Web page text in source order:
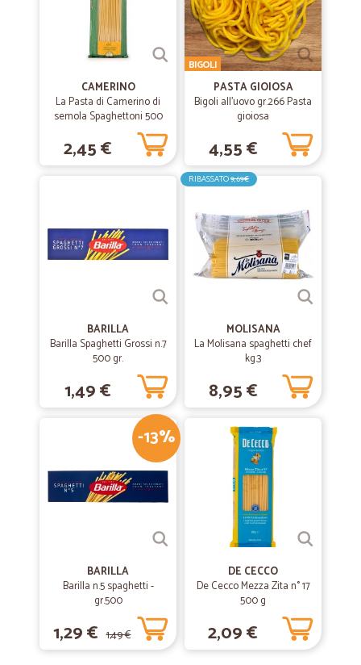
CAMERINO
La Pasta di Camerino di
semola Spaghettoni 500
2,45 €
PASTA GIOIOSA
Bigoli all'uovo gr.266 Pasta
gioiosa
BIGOLI
4,55 €
BARILLA
Barilla Spaghetti Grossi n.7
500 gr.
1,49 €
RIBASSATO9,69€
MOLISANA
La Molisana spaghetti chef
kg.3
8,95 €
-13%
BARILLA
Barilla n.5 spaghetti -
gr.500
1,29 € 1,49 €
DE CECCO
De Cecco Mezza Zita n° 17
500 g
2,09 €